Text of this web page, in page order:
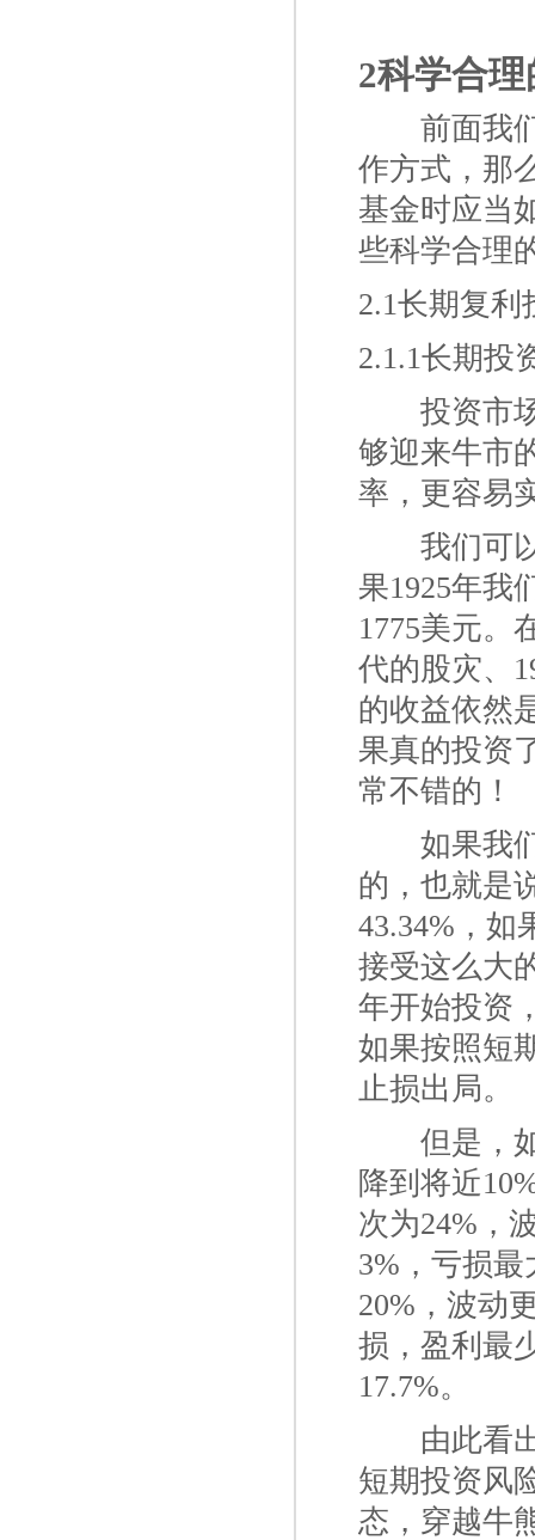
2科学合
前面我
作方式，那
基金时应当
些科学合理
2.1长期复利
2.1.1长期投
投资市
够迎来牛市
率，更容易
我们可
果1925年我
1775美元。
代的股灾、
的收益依然
果真的投资
常不错的！
如果我
的，也就是
43.34%，如
接受这么大
年开始投资
如果按照短
止损出局。
但是，
降到将近
次为24%，
3%，亏损
20%，波动
损，盈利最
17.7%。
由此看
短期投资风
态，穿越牛